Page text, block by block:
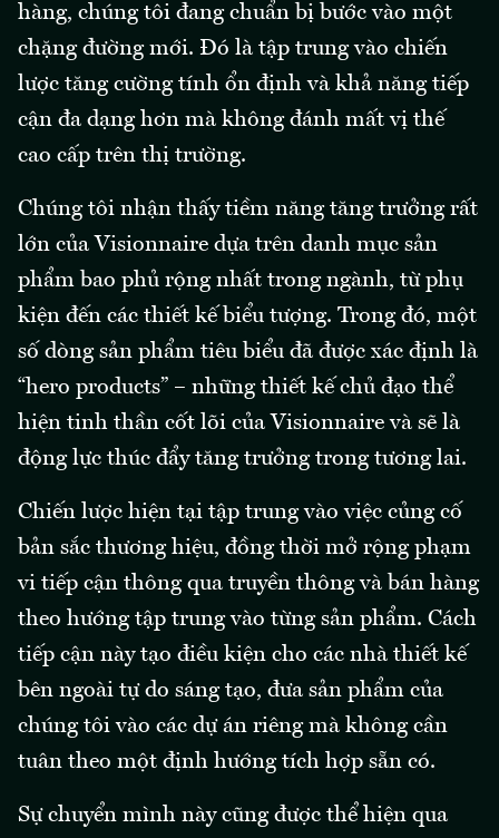
hàng, chúng tôi đang chuẩn bị bước vào một
chặng đường mới. Đó là tập trung vào chiến
lược tăng cường tính ổn định và khả năng tiếp
cận đa dạng hơn mà không đánh mất vị thế
cao cấp trên thị trường.
Chúng tôi nhận thấy tiềm năng tăng trưởng rất
lớn của Visionnaire dựa trên danh mục sản
phẩm bao phủ rộng nhất trong ngành, từ phụ
kiện đến các thiết kế biểu tượng. Trong đó, một
số dòng sản phẩm tiêu biểu đã được xác định là
“hero products” – những thiết kế chủ đạo thể
hiện tinh thần cốt lõi của Visionnaire và sẽ là
động lực thúc đẩy tăng trưởng trong tương lai.
Chiến lược hiện tại tập trung vào việc củng cố
bản sắc thương hiệu, đồng thời mở rộng phạm
vi tiếp cận thông qua truyền thông và bán hàng
theo hướng tập trung vào từng sản phẩm. Cách
tiếp cận này tạo điều kiện cho các nhà thiết kế
bên ngoài tự do sáng tạo, đưa sản phẩm của
chúng tôi vào các dự án riêng mà không cần
tuân theo một định hướng tích hợp sẵn có.
Sự chuyển mình này cũng được thể hiện qua